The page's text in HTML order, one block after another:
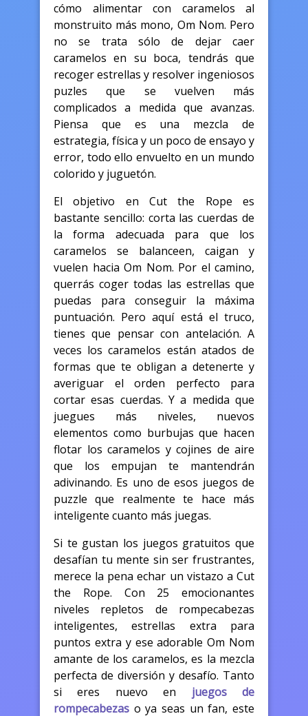
cómo alimentar con caramelos al
monstruito más mono, Om Nom. Pero
no se trata sólo de dejar caer
caramelos en su boca, tendrás que
recoger estrellas y resolver ingeniosos
puzles que se vuelven más
complicados a medida que avanzas.
Piensa que es una mezcla de
estrategia, física y un poco de ensayo y
error, todo ello envuelto en un mundo
colorido y juguetón.
El objetivo en Cut the Rope es
bastante sencillo: corta las cuerdas de
la forma adecuada para que los
caramelos se balanceen, caigan y
vuelen hacia Om Nom. Por el camino,
querrás coger todas las estrellas que
puedas para conseguir la máxima
puntuación. Pero aquí está el truco,
tienes que pensar con antelación. A
veces los caramelos están atados de
formas que te obligan a detenerte y
averiguar el orden perfecto para
cortar esas cuerdas. Y a medida que
juegues más niveles, nuevos
elementos como burbujas que hacen
flotar los caramelos y cojines de aire
que los empujan te mantendrán
adivinando. Es uno de esos juegos de
puzzle que realmente te hace más
inteligente cuanto más juegas.
Si te gustan los juegos gratuitos que
desafían tu mente sin ser frustrantes,
merece la pena echar un vistazo a Cut
the Rope. Con 25 emocionantes
niveles repletos de rompecabezas
inteligentes, estrellas extra para
puntos extra y ese adorable Om Nom
amante de los caramelos, es la mezcla
perfecta de diversión y desafío. Tanto
si eres nuevo en juegos de
rompecabezas o ya seas un fan, este